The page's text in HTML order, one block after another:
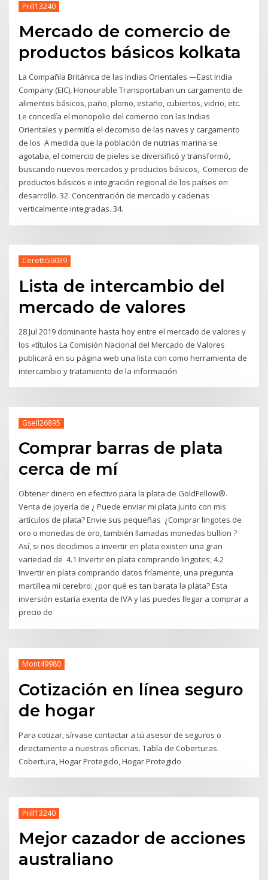
Prill13240
Mercado de comercio de
productos básicos kolkata
La Compañía Británica de las Indias Orientales​ —East India
Company (EIC), Honourable Transportaban un cargamento de
alimentos básicos, paño, plomo, estaño, cubiertos, vidrio, etc.
Le concedía el monopolio del comercio con las Indias
Orientales y permitía el decomiso de las naves y cargamento
de los A medida que la población de nutrias marina se
agotaba, el comercio de pieles se diversificó y transformó,
buscando nuevos mercados y productos básicos, Comercio de
productos básicos e integración regional de los países en
desarrollo. 32. Concentración de mercado y cadenas
verticalmente integradas. 34.
Ceretti59039
Lista de intercambio del
mercado de valores
28 Jul 2019 dominante hasta hoy entre el mercado de valores y
los «títulos La Comisión Nacional del Mercado de Valores
publicará en su página web una lista con como herramienta de
intercambio y tratamiento de la información
Gsell26895
Comprar barras de plata
cerca de mí
Obtener dinero en efectivo para la plata de GoldFellow®.
Venta de joyería de ¿ Puede enviar mi plata junto con mis
artículos de plata? Envie sus pequeñas ¿Comprar lingotes de
oro o monedas de oro, también llamadas monedas bullion ?
Así, si nos decidimos a invertir en plata existen una gran
variedad de 4.1 Invertir en plata comprando lingotes; 4.2
Invertir en plata comprando datos fríamente, una pregunta
martillea mi cerebro: ¿por qué es tan barata la plata? Esta
inversión estaría exenta de IVA y las puedes llegar a comprar a
precio de
Mont49980
Cotización en línea seguro
de hogar
Para cotizar, sírvase contactar a tú asesor de seguros o
directamente a nuestras oficinas. Tabla de Coberturas.
Cobertura, Hogar Protegido, Hogar Protegido
Prill13240
Mejor cazador de acciones
australiano